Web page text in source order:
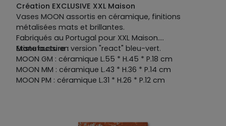
Création EXCLUSIVE XXL Maison
Vases MOON assortis en céramique, finitions
métalisées mats et brillantes.
Fabriqués au Portugal pour XXL Maison.
Existe aussi en version "react" bleu-vert.
Manufacture :
MOON GM : céramique L.55 * H.45 * P.18 cm
MOON MM : céramique L.43 * H.36 * P.14 cm
MOON PM : céramique L.31 * H.26 * P.12 cm